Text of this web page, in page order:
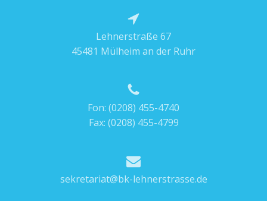
Lehnerstraße 67
45481 Mülheim an der Ruhr
Fon: (0208) 455-4740
Fax: (0208) 455-4799
sekretariat@bk-lehnerstrasse.de